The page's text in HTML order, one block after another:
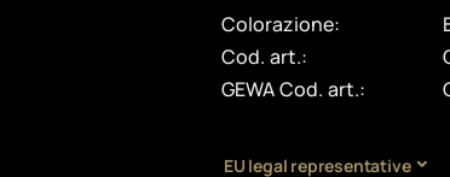
Colorazione:
Cod. art.:
GEWA Cod. art.:
EU legal representative